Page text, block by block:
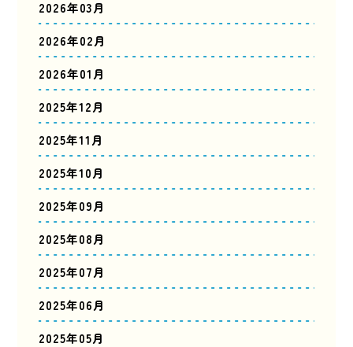
2026年03月
2026年02月
2026年01月
2025年12月
2025年11月
2025年10月
2025年09月
2025年08月
2025年07月
2025年06月
2025年05月